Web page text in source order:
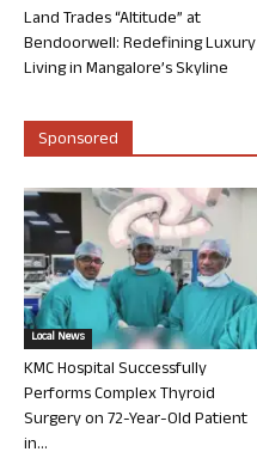
Land Trades “Altitude” at
Bendoorwell: Redefining Luxury
Living in Mangalore’s Skyline
Sponsored
Local News
KMC Hospital Successfully
Performs Complex Thyroid
Surgery on 72-Year-Old Patient
in...